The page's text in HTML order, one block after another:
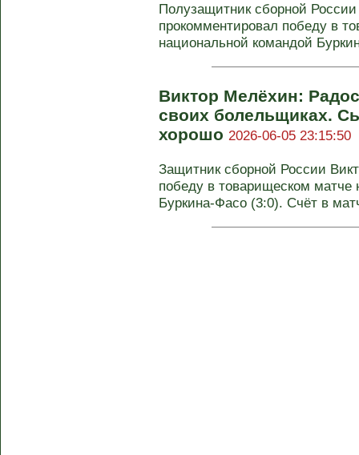
Полузащитник сборной
прокомментировал победу в
национальной командой
Виктор Мелёхин:
своих болельщиках.
хорошо 2026-06-05 23:15:50
Защитник сборной России
победу в товарищеском матче
Буркина-Фасо (3:0). Счёт в